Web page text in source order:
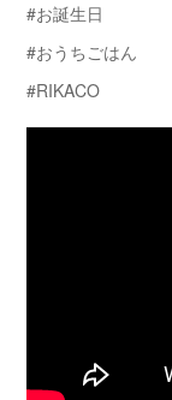
#お誕生日
#おうちごはん
#RIKACO